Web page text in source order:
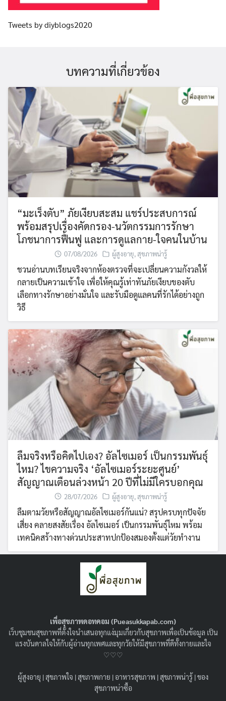
Tweets by diyblogs2020
บทความที่เกี่ยวข้อง
“มะเร็งตับ” ภัยเงียบสะสม แชร์ประสบการณ์
พร้อมสรุปเรื่องคัดกรอง-นวัตกรรมการรักษา
โภชนาการฟื้นฟู และการดูแลกาย-ใจคนในบ้าน
07/08/2026 ผู้สูงอายุ,สุขภาพน่ารู้
ชวนอ่านบทเรียนจริงจากห้องตรวจที่จะเปลี่ยนความกังวลให้
กลายเป็นความเข้าใจ เพื่อให้คุณรู้เท่าทันภัยเงียบของตับ
เลือกทางรักษาอย่างมั่นใจ และรับมือดูแลคนที่รักได้อย่างถูก
วิธี
ลืมจริงหรือคิดไปเอง? อัลไซเมอร์ เป็นกรรมพันธุ์
ไหม? ไขความจริง ‘อัลไซเมอร์ระยะศูนย์’
สัญญาณเตือนล่วงหน้า 20 ปีที่ไม่มีใครบอกคุณ
28/07/2026 ผู้สูงอายุ,สุขภาพน่ารู้
ลืมตามวัยหรือสัญญาณอัลไซเมอร์กันแน่? สรุปครบทุกปัจจัย
เสี่ยง คลายสงสัยเรื่อง อัลไซเมอร์ เป็นกรรมพันธุ์ไหม พร้อม
เทคนิคสร้างทางด่วนประสาทปกป้องสมองตั้งแต่วัยทำงาน
ฟิลเลอร์เพิ่มขนาด HA Filler คืออะไร ?
เพื่อสุขภาพดอทคอม (Pueasukkapab.com)
เว็บชุมชนสุขภาพที่ตั้งใจนำเสนอทุกแง่มุมเกี่ยวกับสุขภาพเพื่อเป็นข้อมูล เป็น
แรงบันดาลใจให้กับผู้อ่านทุกเพศและทุกวัยให้มีสุขภาพที่ดีทั้งกายและใจ
♡♡♡
ผู้สูงอายุ |สุขภาพใจ |สุขภาพกาย |อาหารสุขภาพ |สุขภาพน่ารู้ |ของ
สุขภาพน่าซื้อ